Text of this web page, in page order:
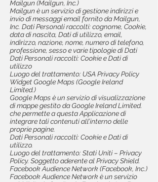
Mailgun (Mailgun, Inc.)
Mailgun è un servizio di gestione indirizzi e
invio di messaggi email fornito da Mailgun,
Inc. Dati Personali raccolti: cognome, Cookie,
data di nascita, Dati di utilizzo, email,
indirizzo, nazione, nome, numero di telefono,
professione, sesso e varie tipologie di Dati
Dati Personali raccolti: Cookie e Dati di
utilizzo
Luogo del trattamento: USA Privacy Policy
Widget Google Maps (Google Ireland
Limited.)
Google Maps è un servizio di visualizzazione
di mappe gestito da Google Ireland Limited.
che permette a questa Applicazione di
integrare tali contenuti all’interno delle
proprie pagine.
Dati Personali raccolti: Cookie e Dati di
utilizzo.
Luogo del trattamento: Stati Uniti – Privacy
Policy. Soggetto aderente al Privacy Shield.
Facebook Audience Network (Facebook, Inc.)
Facebook Audience Network è un servizio